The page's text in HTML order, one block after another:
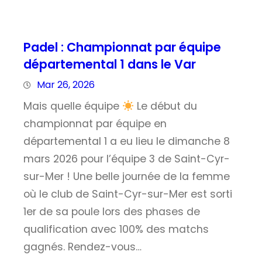
Padel : Championnat par équipe
départemental 1 dans le Var
Mar 26, 2026
Mais quelle équipe
Le début du
championnat par équipe en
départemental 1 a eu lieu le dimanche 8
mars 2026 pour l’équipe 3 de Saint-Cyr-
sur-Mer ! Une belle journée de la femme
où le club de Saint-Cyr-sur-Mer est sorti
1er de sa poule lors des phases de
qualification avec 100% des matchs
gagnés. Rendez-vous…